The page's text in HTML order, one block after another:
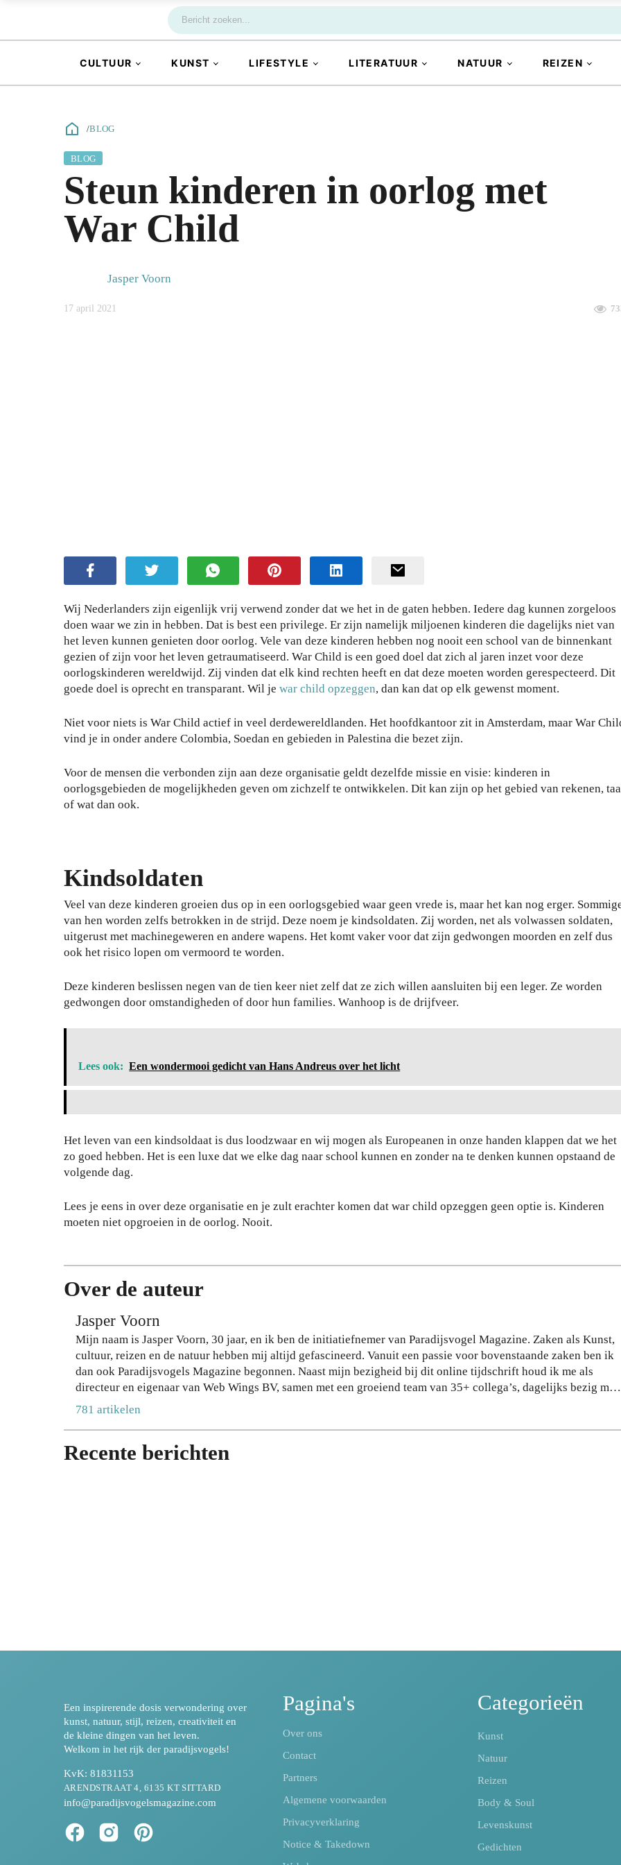
CULTUUR KUNST LIFESTYLE LITERATUUR NATUUR REIZEN
/BLOG
BLOG
Steun kinderen in oorlog met
War Child
Jasper Voorn
17 april 2021
Wij Nederlanders zijn eigenlijk vrij verwend zonder dat we het in de gaten hebben. Iedere dag kunnen zorgeloos
doen waar we zin in hebben. Dat is best een privilege. Er zijn namelijk miljoenen kinderen die dagelijks niet van
het leven kunnen genieten door oorlog. Vele van deze kinderen hebben nog nooit een school van de binnenkant
gezien of zijn voor het leven getraumatiseerd. War Child is een goed doel dat zich al jaren inzet voor deze
oorlogskinderen wereldwijd. Zij vinden dat elk kind rechten heeft en dat deze moeten worden gerespecteerd. Dit
goede doel is oprecht en transparant. Wil je war child opzeggen, dan kan dat op elk gewenst moment.
Niet voor niets is War Child actief in veel derdewereldlanden. Het hoofdkantoor zit in Amsterdam, maar War
vind je in onder andere Colombia, Soedan en gebieden in Palestina die bezet zijn.
Voor de mensen die verbonden zijn aan deze organisatie geldt dezelfde missie en visie: kinderen in
oorlogsgebieden de mogelijkheden geven om zichzelf te ontwikkelen. Dit kan zijn op het gebied van rekenen,
of wat dan ook.
Kindsoldaten
Veel van deze kinderen groeien dus op in een oorlogsgebied waar geen vrede is, maar het kan nog erger.
van hen worden zelfs betrokken in de strijd. Deze noem je kindsoldaten. Zij worden, net als volwassen soldaten,
uitgerust met machinegeweren en andere wapens. Het komt vaker voor dat zijn gedwongen moorden en zelf dus
ook het risico lopen om vermoord te worden.
Deze kinderen beslissen negen van de tien keer niet zelf dat ze zich willen aansluiten bij een leger. Ze worden
gedwongen door omstandigheden of door hun families. Wanhoop is de drijfveer.
Lees ook: Een wondermooi gedicht van Hans Andreus over het licht
Het leven van een kindsoldaat is dus loodzwaar en wij mogen als Europeanen in onze handen klappen dat we het
zo goed hebben. Het is een luxe dat we elke dag naar school kunnen en zonder na te denken kunnen opstaand de
volgende dag.
Lees je eens in over deze organisatie en je zult erachter komen dat war child opzeggen geen optie is. Kinderen
moeten niet opgroeien in de oorlog. Nooit.
Over de auteur
Jasper Voorn
Mijn naam is Jasper Voorn, 30 jaar, en ik ben de initiatiefnemer van Paradijsvogel Magazine. Zaken als Kunst,
cultuur, reizen en de natuur hebben mij altijd gefascineerd. Vanuit een passie voor bovenstaande zaken ben ik
dan ook Paradijsvogels Magazine begonnen. Naast mijn bezigheid bij dit online tijdschrift houd ik me als
directeur en eigenaar van Web Wings BV, samen met een groeiend team van 35+ collega’s, dagelijks bezig met
het realiseren van online marketing resultaten voor meer dan 200 verschillende klanten. Hier richten wij ons
Binnen Paradijsvogel Magazine komt mijn passie voor online marketing, mensen inspireren en mij verder
verdiepen in de wereld om ons heen samen. Mijn doel is om vanuit Paradijsvogel Magazine jaarlijks 2 miljoen
781 artikelen
Recente berichten
Zo
che
rm
je
haa
rkl
lan
ger
me
t
de
jui
ste
sha
oo
28
2026
Da
Ro
tter
zo
je
jou
w
28
Je
nin
vei
en
teg
en
raa
k,
nd
er
in
te
lev
ere
n
op
l
27
2026
t je
op
oe
ne
ge
er
e
lev
ens
24
Een inspirerende dosis verwondering over
kunst, natuur, stijl, reizen, creativiteit en
de kleine dingen van het leven.
Welkom in het rijk der paradijsvogels!
KvK: 81831153
ARENDSTRAAT 4, 6135 KT SITTARD
info@paradijsvogelsmagazine.com
Pagina's
Over ons
Contact
Partners
Algemene voorwaarden
Privacyverklaring
Notice & Takedown
Categorieën
Kunst
Natuur
Reizen
Body & Soul
Levenskunst
Gedichten